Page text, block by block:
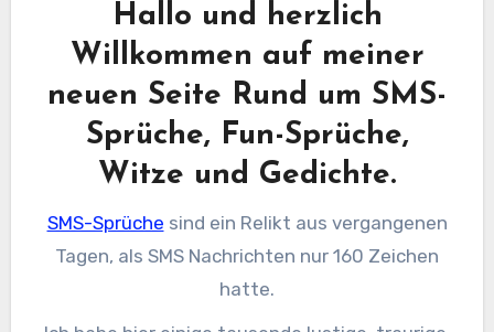
Hallo und herzlich
Willkommen auf meiner
neuen Seite Rund um SMS-
Sprüche, Fun-Sprüche,
Witze und Gedichte.
SMS-Sprüche sind ein Relikt aus vergangenen
Tagen, als SMS Nachrichten nur 160 Zeichen
hatte.